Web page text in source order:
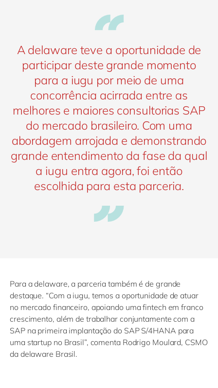
A delaware teve a oportunidade de
participar deste grande momento
para a iugu por meio de uma
concorrência acirrada entre as
melhores e maiores consultorias SAP
do mercado brasileiro. Com uma
abordagem arrojada e demonstrando
grande entendimento da fase da qual
a iugu entra agora, foi então
escolhida para esta parceria.
Para a delaware, a parceria também é de grande
destaque. “Com a iugu, temos a oportunidade de atuar
no mercado financeiro, apoiando uma fintech em franco
crescimento, além de trabalhar conjuntamente com a
SAP na primeira implantação do SAP S/4HANA para
uma startup no Brasil”, comenta Rodrigo Moulard, CSMO
da delaware Brasil.